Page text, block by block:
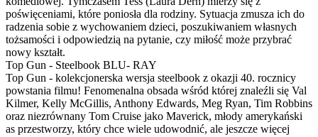
poświęceniami, które poniosła dla rodziny. Sytuacja zmusza ich do
radzenia sobie z wychowaniem dzieci, poszukiwaniem własnych
tożsamości i odpowiedzią na pytanie, czy miłość może przybrać
nowy kształt.
Top Gun - Steelbook BLU- RAY
Top Gun - kolekcjonerska wersja steelbook z okazji 40. rocznicy
powstania filmu! Fenomenalna obsada wśród której znaleźli się Val
Kilmer, Kelly McGillis, Anthony Edwards, Meg Ryan, Tim Robbins
oraz niezrównany Tom Cruise jako Maverick, młody amerykański
as przestworzy, który chce wiele udowodnić, ale jeszcze więcej